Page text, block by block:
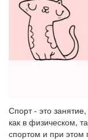
Спорт - это
как в физическом,
спортом и при этом